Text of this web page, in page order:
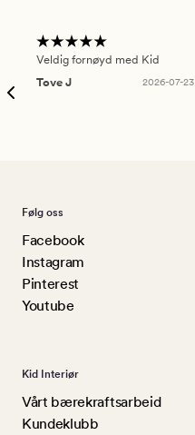
Veldig fornøyd med Kid
Tove J
2026-07-23
Følg oss
Facebook
Instagram
Pinterest
Youtube
Kid Interiør
Vårt bærekraftsarbeid
Kundeklubb